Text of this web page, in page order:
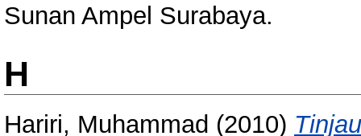
Sunan Ampel Surabaya.
H
Hariri, Muhammad (2010)